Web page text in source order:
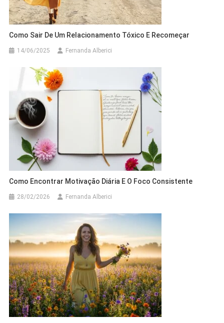
Como Sair De Um Relacionamento Tóxico E Recomeçar
14/06/2025 Fernanda Alberici
Como Encontrar Motivação Diária E O Foco Consistente
28/02/2026 Fernanda Alberici